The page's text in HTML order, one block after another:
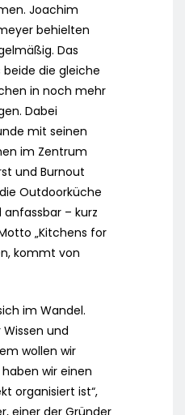
Joachim
behielten
Das
die gleiche
in noch mehr
Dabei
mit seinen
im Zentrum
und Burnout
Outdoorküche
– kurz
„Kitchens for
kommt von
im Wandel.
und
wollen wir
wir einen
organisiert ist“,
einer der Gründer